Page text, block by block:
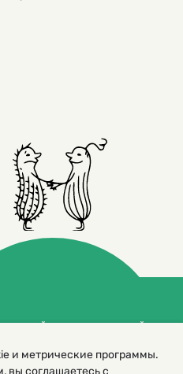
иллюстрированный
с разрешения редакторов
и метрические программы.
вы соглашаетесь с